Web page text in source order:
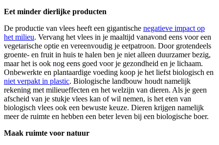
Eet minder dierlijke producten
De productie van vlees heeft een gigantische negatieve impact op
het milieu. Vervang het vlees in je maaltijd vanavond eens voor een
vegetarische optie en vereenvoudig je eetpatroon. Door grotendeels
groente- en fruit in huis te halen ben je niet alleen duurzamer bezig,
maar het is ook nog eens goed voor je gezondheid en je lichaam.
Onbewerkte en plantaardige voeding koop je het liefst biologisch en
niet verpakt in plastic. Biologische landbouw houdt namelijk
rekening met milieueffecten en het welzijn van dieren. Als je geen
afscheid van je stukje vlees kan of wil nemen, is het eten van
biologisch vlees ook een bewuste keuze. Dieren krijgen namelijk
meer de ruimte en hebben een beter leven bij een biologische boer.
Maak ruimte voor natuur